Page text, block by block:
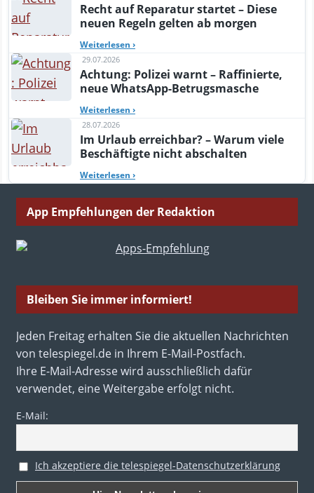
Recht auf Reparatur startet – Diese
neuen Regeln gelten ab morgen
Weiterlesen ›
29.07.2026
Achtung: Polizei warnt – Raffinierte,
neue WhatsApp-Betrugsmasche
Weiterlesen ›
28.07.2026
Im Urlaub erreichbar? – Warum viele
Beschäftigte nicht abschalten
Weiterlesen ›
App Empfehlungen der Redaktion
Bleiben Sie immer informiert!
Jeden Freitag erhalten Sie die aktuellen Nachrichten
von telespiegel.de in Ihrem E-Mail-Postfach.
Ihre E-Mail-Adresse wird ausschließlich dafür
verwendet, eine Weitergabe erfolgt nicht.
E-Mail:
Ich akzeptiere die telespiegel-Datenschutzerklärung